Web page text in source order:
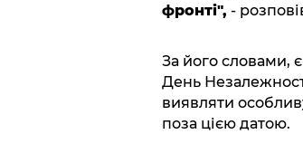
фронті", -
За його словами,
День
виявляти
поза цією датою.